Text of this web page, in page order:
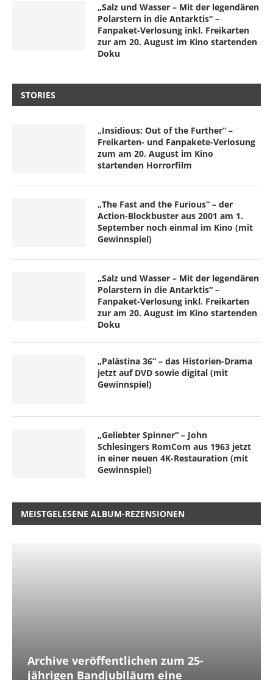
„Salz und Wasser – Mit der legendären
Polarstern in die Antarktis“ –
Fanpaket-Verlosung inkl. Freikarten
zur am 20. August im Kino startenden
Doku
STORIES
„Insidious: Out of the Further“ –
Freikarten- und Fanpakete-Verlosung
zum am 20. August im Kino
startenden Horrorfilm
„The Fast and the Furious“ – der
Action-Blockbuster aus 2001 am 1.
September noch einmal im Kino (mit
Gewinnspiel)
„Salz und Wasser – Mit der legendären
Polarstern in die Antarktis“ –
Fanpaket-Verlosung inkl. Freikarten
zur am 20. August im Kino startenden
Doku
„Palästina 36“ – das Historien-Drama
jetzt auf DVD sowie digital (mit
Gewinnspiel)
„Geliebter Spinner“ – John
Schlesingers RomCom aus 1963 jetzt
in einer neuen 4K-Restauration (mit
Gewinnspiel)
MEISTGELESENE ALBUM-REZENSIONEN
Archive veröffentlichen zum 25-
jährigen Bandjubiläum eine